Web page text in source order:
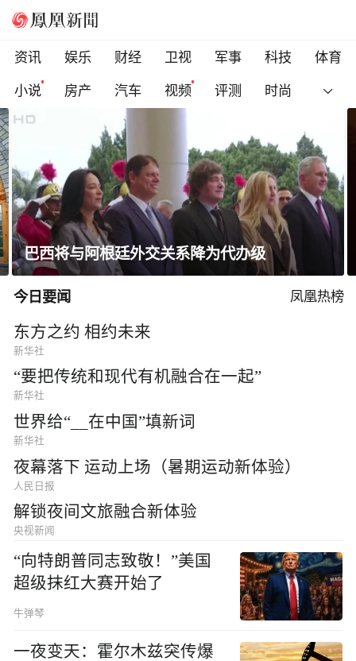
资讯 娱乐 财经 卫视 军事 科技
体育
小说
房产 汽车 视频 评测 时尚
巴西将与阿根廷外交关系降为代办级
今日要闻 凤凰热榜
东方之约 相约未来
新华社
“要把传统和现代有机融合在一起”
新华社
世界给“__在中国”填新词
新华社
夜幕落下 运动上场（暑期运动新体验）
人民日报
解锁夜间文旅融合新体验
央视新闻
“向特朗普同志致敬！”美国
超级抹红大赛开始了
牛弹琴
一夜变天：霍尔木兹突传爆